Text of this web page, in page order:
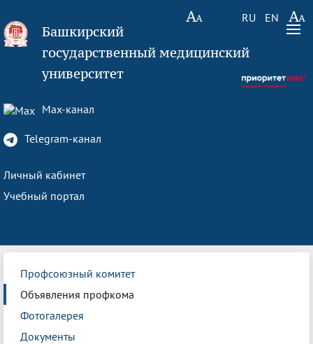
RU EN
Башкирский
государственный медицинский
университет
Max-канал
Telegram-канал
Личный кабинет
Учебный портал
Профсоюзный комитет
Объявления профкома
Фотогалерея
Документы